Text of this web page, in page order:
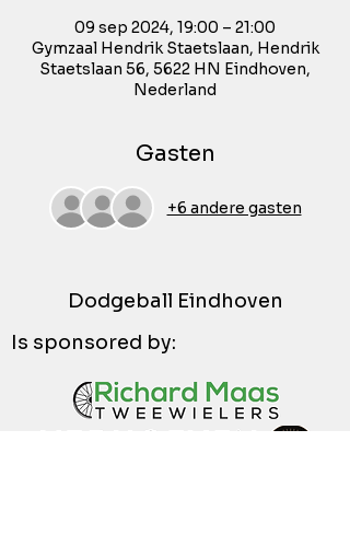
09 sep 2024, 19:00 – 21:00
Gymzaal Hendrik Staetslaan, Hendrik
Staetslaan 56, 5622 HN Eindhoven,
Nederland
Gasten
+6 andere gasten
Dodgeball Eindhoven
Is sponsored by: